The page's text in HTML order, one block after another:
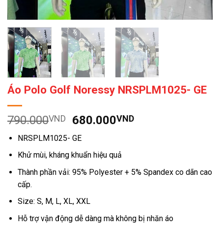
Áo Polo Golf Noressy NRSPLM1025- GE
790.000VND
Giá
gốc
là:
790.000VND.
680.000VNDGiá
680.000VND.
NRSPLM1025- GE
Khử mùi, kháng khuẩn hiệu quả
Thành phần vải: 95% Polyester + 5% Spandex co dãn cao
cấp.
Size: S, M, L, XL, XXL
Hỗ trợ vận động dễ dàng mà không bị nhăn áo